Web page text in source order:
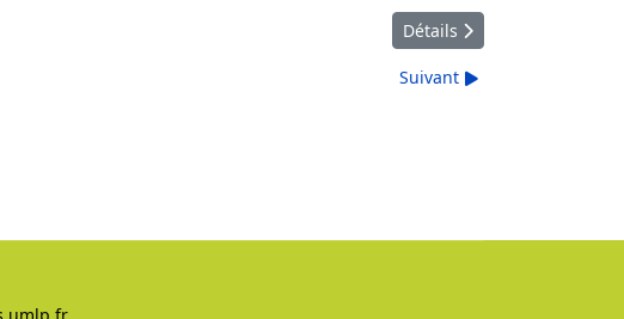
Détails
Suivant